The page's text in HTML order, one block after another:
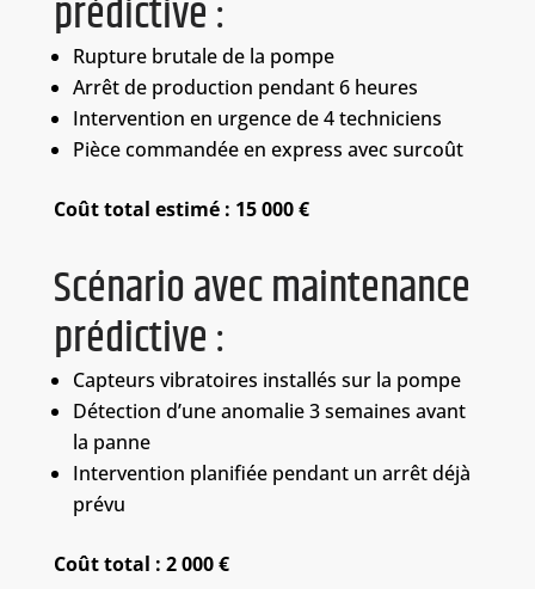
prédictive :
Rupture brutale de la pompe
Arrêt de production pendant 6 heures
Intervention en urgence de 4 techniciens
Pièce commandée en express avec surcoût
Coût total estimé : 15 000 €
Scénario avec maintenance
prédictive :
Capteurs vibratoires installés sur la pompe
Détection d’une anomalie 3 semaines avant
la panne
Intervention planifiée pendant un arrêt déjà
prévu
Coût total : 2 000 €